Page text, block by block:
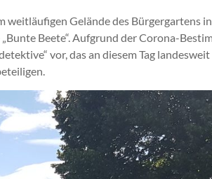
Gelände des Bürgergartens
Beete“. Aufgrund der Corona-
vor, das an diesem Tag